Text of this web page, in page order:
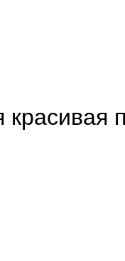
красивая